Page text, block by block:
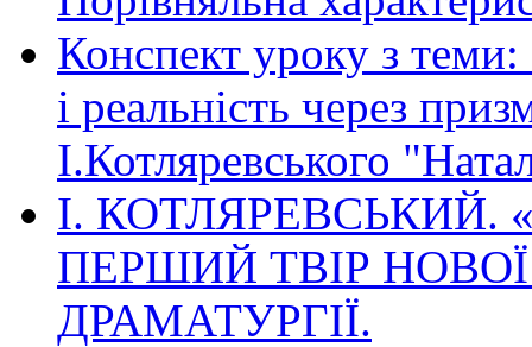
Конспект уроку з
і реальність через
І.Котляревського
І.
ПЕРШИЙ ТВІР НОВОЇ
ДРАМАТУРГІЇ.